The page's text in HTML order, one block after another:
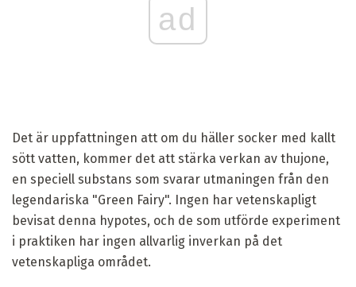
ad
Det är uppfattningen att om du häller socker med kallt
sött vatten, kommer det att stärka verkan av thujone,
en speciell substans som svarar utmaningen från den
legendariska "Green Fairy". Ingen har vetenskapligt
bevisat denna hypotes, och de som utförde experiment
i praktiken har ingen allvarlig inverkan på det
vetenskapliga området.